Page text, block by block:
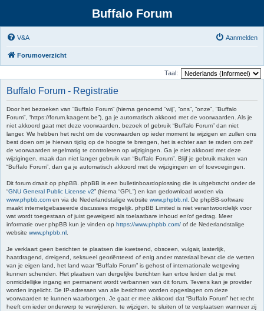
Buffalo Forum
V&A Aanmelden
Forumoverzicht
Taal:
Buffalo Forum - Registratie
Door het bezoeken van “Buffalo Forum” (hierna genoemd “wij”, “ons”, “onze”, “Buffalo
Forum”, “https://forum.kaagent.be”), ga je automatisch akkoord met de voorwaarden. Als je
niet akkoord gaat met deze voorwaarden, bezoek of gebruik “Buffalo Forum” dan niet
langer. We hebben het recht om de voorwaarden op ieder moment te wijzigen en zullen ons
best doen om je hiervan tijdig op de hoogte te brengen, het is echter aan te raden om zelf
de voorwaarden regelmatig te controleren op wijzigingen. Ga je niet akkoord met deze
wijzigingen, maak dan niet langer gebruik van “Buffalo Forum”. Blijf je gebruik maken van
“Buffalo Forum”, dan ga je automatisch akkoord met de wijzigingen en of toevoegingen.
Dit forum draait op phpBB. phpBB is een bulletinboardoplossing die is uitgebracht onder de
“GNU General Public License v2” (hierna “GPL”) en kan gedownload worden via
www.phpbb.com en via de Nederlandstalige website www.phpbb.nl . De phpBB-software
maakt internetgebaseerde discussies mogelijk. phpBB Limited is niet verantwoordelijk voor
wat wordt toegestaan of juist geweigerd als toelaatbare inhoud en/of gedrag. Meer
informatie over phpBB kun je vinden op https://www.phpbb.com/ of de Nederlandstalige
website www.phpbb.nl
Je verklaart geen berichten te plaatsen die kwetsend, obsceen, vulgair, lasterlijk,
haatdragend, dreigend, seksueel georiënteerd of enig ander materiaal bevat die de wetten
van je eigen land, het land waar “Buffalo Forum” is gehost of internationale wetgeving
kunnen schenden. Het plaatsen van dergelijke berichten kan ertoe leiden dat je met
onmiddellijke ingang en permanent wordt verbannen van dit forum. Tevens kan je provider
worden ingelicht. De IP-adressen van alle berichten worden opgeslagen om deze
voorwaarden te kunnen waarborgen. Je gaat er mee akkoord dat “Buffalo Forum” het recht
heeft om ieder onderwerp te verwijderen, te wijzigen, te sluiten of te verplaatsen wanneer zij